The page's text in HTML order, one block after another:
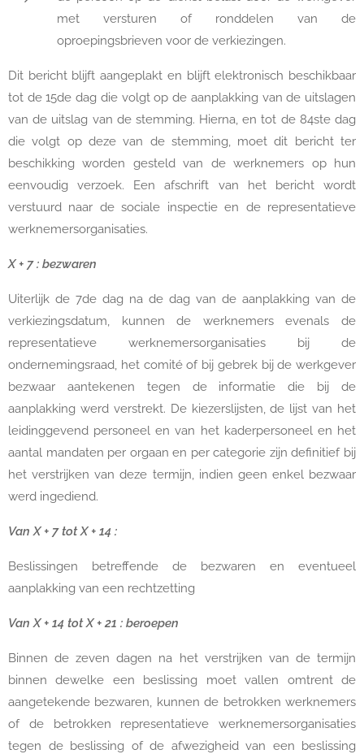
met versturen of ronddelen van de
oproepingsbrieven voor de verkiezingen.
Dit bericht blijft aangeplakt en blijft elektronisch beschikbaar
tot de 15de dag die volgt op de aanplakking van de uitslagen
van de uitslag van de stemming. Hierna, en tot de 84ste dag
die volgt op deze van de stemming, moet dit bericht ter
beschikking worden gesteld van de werknemers op hun
eenvoudig verzoek. Een afschrift van het bericht wordt
verstuurd naar de sociale inspectie en de representatieve
werknemersorganisaties.
X + 7 : bezwaren
Uiterlijk de 7de dag na de dag van de aanplakking van de
verkiezingsdatum, kunnen de werknemers evenals de
representatieve werknemersorganisaties bij de
ondernemingsraad, het comité of bij gebrek bij de werkgever
bezwaar aantekenen tegen de informatie die bij de
aanplakking werd verstrekt. De kiezerslijsten, de lijst van het
leidinggevend personeel en van het kaderpersoneel en het
aantal mandaten per orgaan en per categorie zijn definitief bij
het verstrijken van deze termijn, indien geen enkel bezwaar
werd ingediend.
Van X + 7 tot X + 14 :
Beslissingen betreffende de bezwaren en eventueel
aanplakking van een rechtzetting
Van X + 14 tot X + 21 : beroepen
Binnen de zeven dagen na het verstrijken van de termijn
binnen dewelke een beslissing moet vallen omtrent de
aangetekende bezwaren, kunnen de betrokken werknemers
of de betrokken representatieve werknemersorganisaties
tegen de beslissing of de afwezigheid van een beslissing